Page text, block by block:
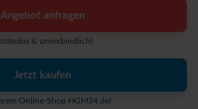
Angebot anfragen
& unverbindlich)
Jetzt kaufen
Online-Shop HGM24.de)